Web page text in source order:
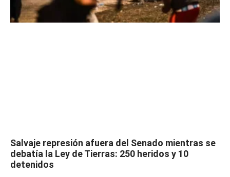
Salvaje represión afuera del Senado mientras se
debatía la Ley de Tierras: 250 heridos y 10
detenidos